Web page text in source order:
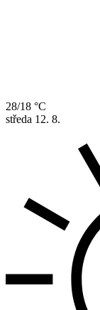
28/18 °C
středa 12. 8.